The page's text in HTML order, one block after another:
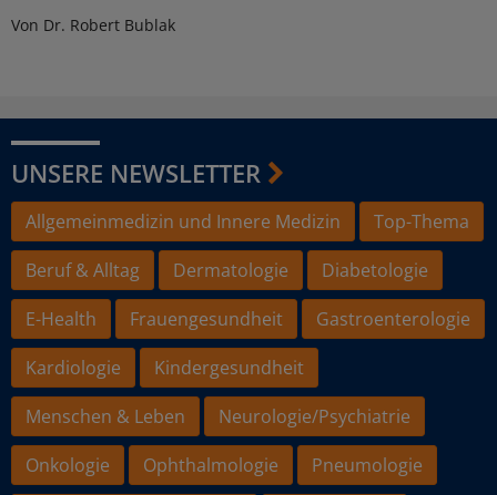
Von Dr. Robert Bublak
UNSERE NEWSLETTER
Allgemeinmedizin und Innere Medizin
Top-Thema
Beruf & Alltag
Dermatologie
Diabetologie
E-Health
Frauengesundheit
Gastroenterologie
Kardiologie
Kindergesundheit
Menschen & Leben
Neurologie/Psychiatrie
Onkologie
Ophthalmologie
Pneumologie